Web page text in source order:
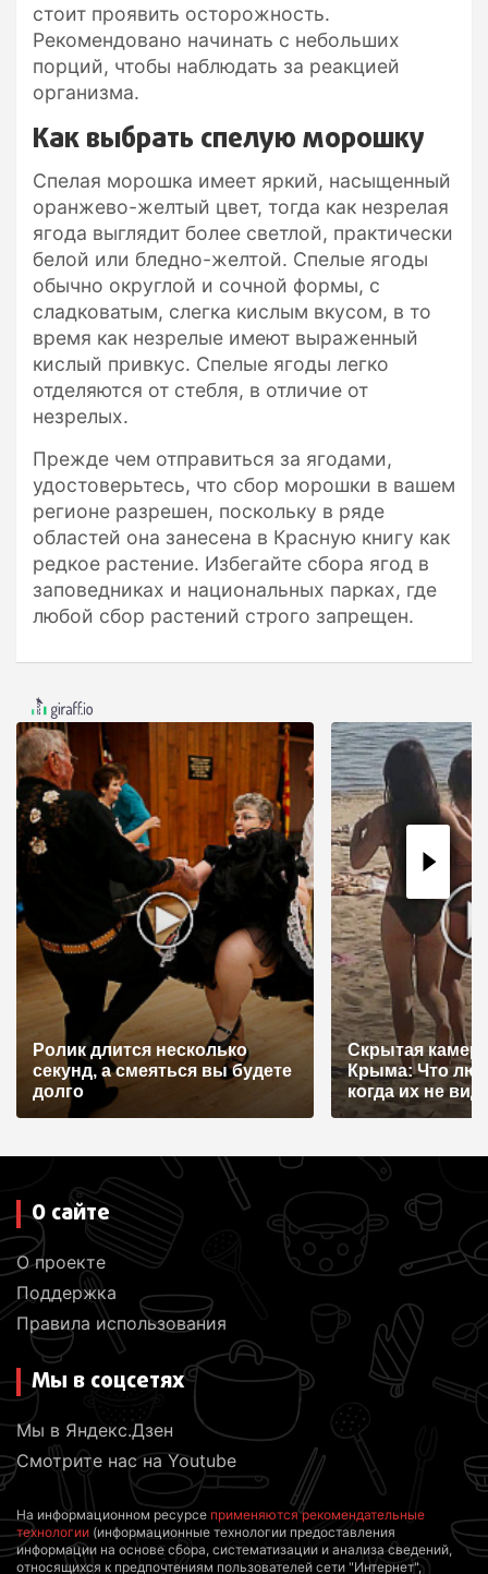
стоит проявить осторожность.
Рекомендовано начинать с небольших
порций, чтобы наблюдать за реакцией
организма.
Как выбрать спелую морошку
Спелая морошка имеет яркий, насыщенный
оранжево-желтый цвет, тогда как незрелая
ягода выглядит более светлой, практически
белой или бледно-желтой. Спелые ягоды
обычно округлой и сочной формы, с
сладковатым, слегка кислым вкусом, в то
время как незрелые имеют выраженный
кислый привкус. Спелые ягоды легко
отделяются от стебля, в отличие от
незрелых.
Прежде чем отправиться за ягодами,
удостоверьтесь, что сбор морошки в вашем
регионе разрешен, поскольку в ряде
областей она занесена в Красную книгу как
редкое растение. Избегайте сбора ягод в
заповедниках и национальных парках, где
любой сбор растений строго запрещен.
Ролик длится несколько
секунд, а смеяться вы будете
долго
Скрытая
Крыма: Что
когда их не
О сайте
О проекте
Поддержка
Правила использования
Мы в соцсетях
Мы в Яндекс.Дзен
Смотрите нас на Youtube
На информационном ресурсе применяются рекомендательные
технологии (информационные технологии предоставления
информации на основе сбора, систематизации и анализа сведений,
относящихся к предпочтениям пользователей сети "Интернет",